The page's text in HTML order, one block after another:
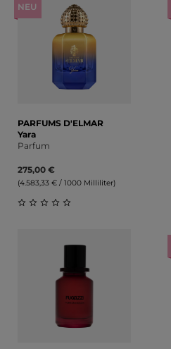
NEU
PARFUMS D'ELMAR
Yara
Parfum
275,00 €
(4.583,33 € / 1000 Milliliter)